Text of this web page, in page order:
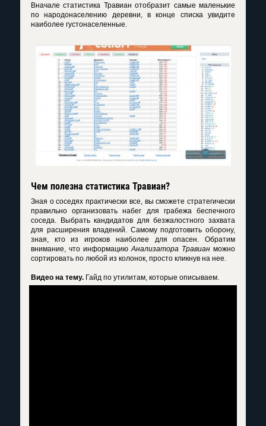
Вначалестатистика Травиан отобразит самые маленькие
по народонаселению деревни, в конце списка увидите
наиболее густонаселенные.
Чем полезна статистика Травиан?
Зная о соседях практически все, вы сможете стратегически
правильно организовать набег для грабежа беспечного
соседа. Выбрать кандидатов для безжалостного захвата
для расширения владений. Самому подготовить оборону,
зная, кто из игроков наиболее для опасен. Обратим
внимание, что информацию Анализатора Травиан можно
сортировать по любой из колонок, просто кликнув на нее.
Видео на тему. Гайд по утилитам, которые описываем.